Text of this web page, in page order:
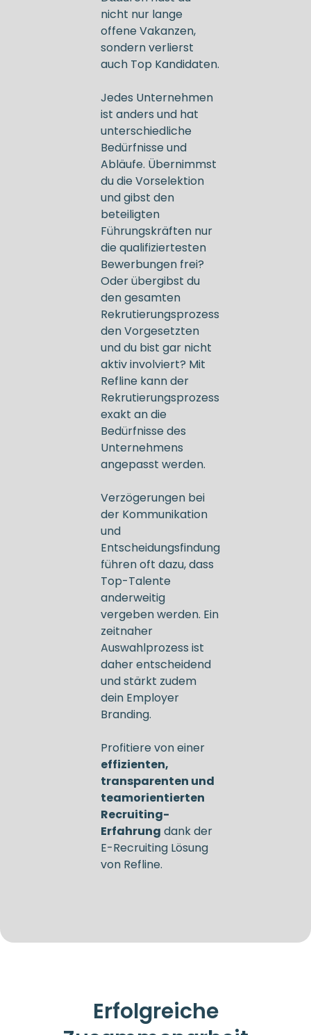
nicht nur lange
offene Vakanzen,
sondern verlierst
auch Top Kandidaten.
Jedes Unternehmen
ist anders und hat
unterschiedliche
Bedürfnisse und
Abläufe. Übernimmst
du die Vorselektion
und gibst den
beteiligten
Führungskräften nur
die qualifiziertesten
Bewerbungen frei?
Oder übergibst du
den gesamten
Rekrutierungsprozess
den Vorgesetzten
und du bist gar nicht
aktiv involviert? Mit
Refline kann der
Rekrutierungsprozess
exakt an die
Bedürfnisse des
Unternehmens
angepasst werden.
Verzögerungen bei
der Kommunikation
und
Entscheidungsfindung
führen oft dazu, dass
Top-Talente
anderweitig
vergeben werden. Ein
zeitnaher
Auswahlprozess ist
daher entscheidend
und stärkt zudem
dein Employer
Branding.
Profitiere von einer
effizienten,
transparenten und
teamorientierten
Recruiting-
Erfahrung dank der
E-Recruiting Lösung
von Refline.
Erfolgreiche